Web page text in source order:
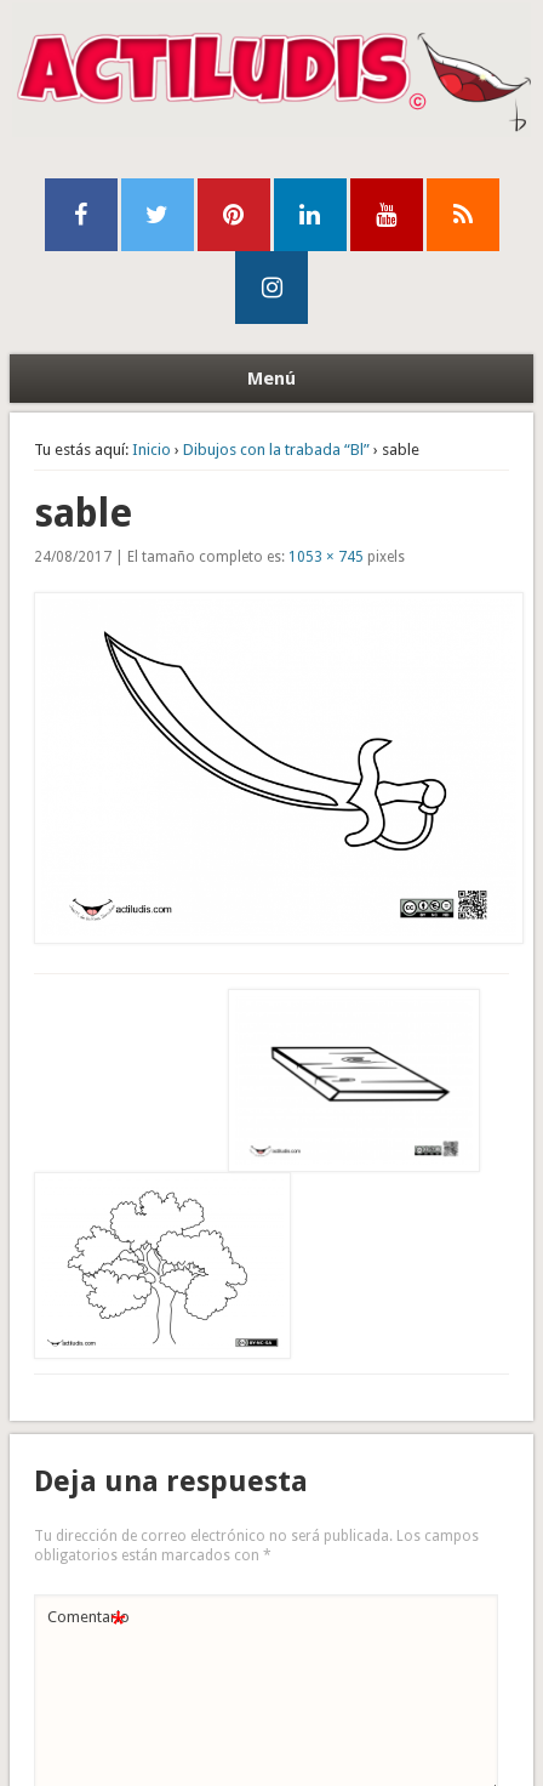
Menú
Tu estás aquí: Inicio › Dibujos con la trabada “Bl”› sable
sable
24/08/2017 | El tamaño completo es: 1053 × 745 pixels
Deja una respuesta
Tu dirección de correo electrónico no será publicada. Los campos
obligatorios están marcados con *
Comentario
*